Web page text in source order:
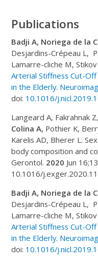
Publications
Badji A, Noriega de la
Desjardins-Crépeau L,
Lamarre-cliche M,
Arterial Stiffness Cut-
in the Elderly.
doi: 10.1016/
Langeard A, Fakrahnak
Colina A, Pothier K,
Karelis AD, Bherer L.
body composition and
Gerontol. 2020 Jun
10.1016/
Badji A, Noriega de la
Desjardins-Crépeau L,
Lamarre-cliche M,
Arterial Stiffness Cut-
in the Elderly.
doi: 10.1016/